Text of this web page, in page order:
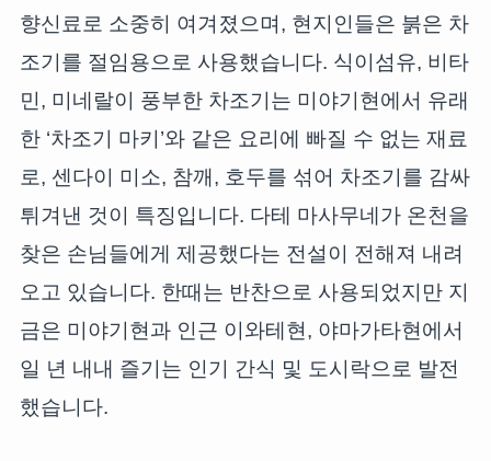
향신료로 소중히 여겨졌으며, 현지인들은 붉은 차
조기를 절임용으로 사용했습니다. 식이섬유, 비타
민, 미네랄이 풍부한 차조기는 미야기현에서 유래
한 ‘차조기 마키’와 같은 요리에 빠질 수 없는 재료
로, 센다이 미소, 참깨, 호두를 섞어 차조기를 감싸
튀겨낸 것이 특징입니다. 다테 마사무네가 온천을
찾은 손님들에게 제공했다는 전설이 전해져 내려
오고 있습니다. 한때는 반찬으로 사용되었지만 지
금은 미야기현과 인근 이와테현, 야마가타현에서
일 년 내내 즐기는 인기 간식 및 도시락으로 발전
했습니다.